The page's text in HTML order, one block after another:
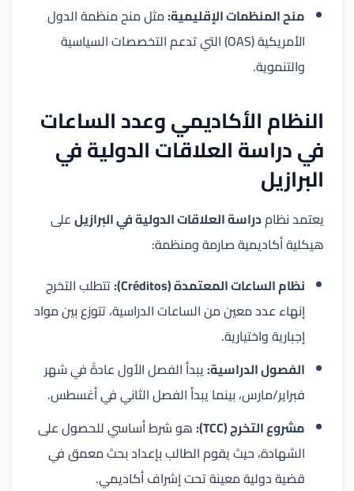
منح المنظمات الإقليمية:مثل منح منظمة الدول
الأمريكية (OAS) التي تدعم التخصصات السياسية
والتنموية.
النظام الأكاديمي وعدد الساعات
في دراسة العلاقات الدولية في
البرازيل
يعتمد نظامدراسة العلاقات الدولية في البرازيلعلى
هيكلية أكاديمية صارمة ومنظمة:
نظام الساعات المعتمدة (Créditos):
تتطلب التخرج
إنهاء عدد معين من الساعات الدراسية، تتوزع بين مواد
إجبارية واختيارية.
الفصول الدراسية:يبدأ الفصل الأول عادةً في شهر
فبراير/مارس، بينما يبدأ الفصل الثاني في أغسطس.
مشروع التخرج (TCC):
هو شرط أساسي للحصول على
الشهادة، حيث يقوم الطالب بإعداد بحث معمق في
قضية دولية معينة تحت إشراف أكاديمي.